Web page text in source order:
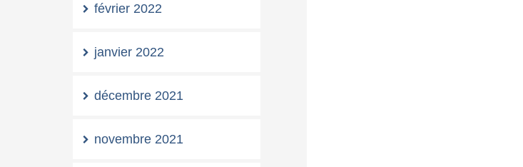
février 2022
janvier 2022
décembre 2021
novembre 2021